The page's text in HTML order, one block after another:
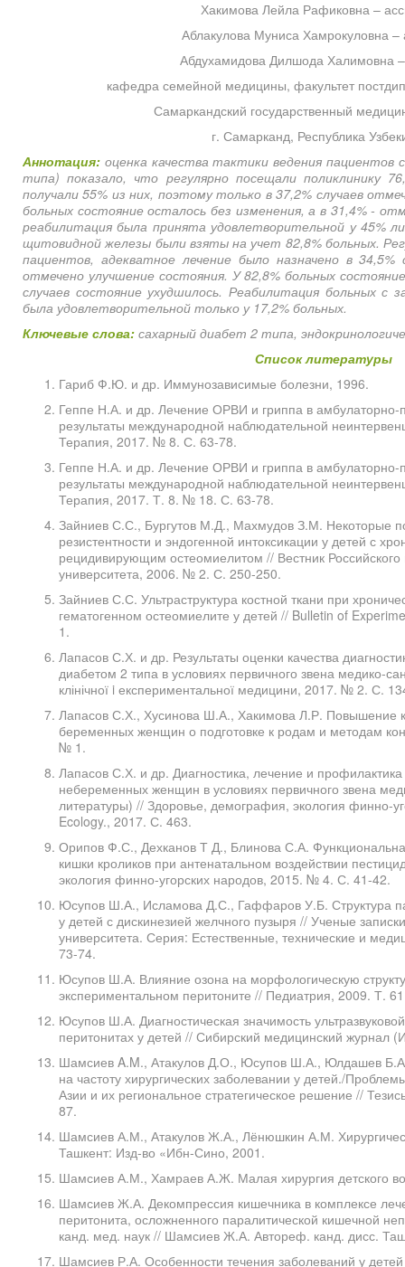
Хакимова Лейла Рафиковна –
Аблакулова Муниса Хамрокуловна –
Абдухамидова Дилшода Халимовна –
кафедра семейной медицины, факультет
Самаркандский государственный
г. Самарканд, Республика
Аннотация: оценка качества тактики ведения
типа) показало, что регулярно посещали поликлинику
получали 55% из них, поэтому только в 37,2% случаев
больных состояние осталось без изменения, а в 31,4% -
реабилитация была принята удовлетворительной у 45%
щитовидной железы были взяты на учет 82,8% больных.
пациентов, адекватное лечение было назначено в
отмечено улучшение состояния. У 82,8% больных
случаев состояние ухудшилось. Реабилитация больных с
была удовлетворительной только у 17,2% больных.
Ключевые слова: сахарный диабет 2 типа,
Список литературы
Гариб Ф.Ю. и др. Иммунозависимые болезни, 1996.
Геппе Н.А. и др. Лечение ОРВИ и гриппа в амбулаторно-
результаты международной наблюдательной
Терапия, 2017. № 8. С. 63-78.
Геппе Н.А. и др. Лечение ОРВИ и гриппа в амбулаторно-
результаты международной наблюдательной
Терапия, 2017. Т. 8. № 18. С. 63-78.
Зайниев С.С., Бургутов М.Д., Махмудов З.М. Некоторые
резистентности и эндогенной интоксикации у детей с
рецидивирующим остеомиелитом // Вестник Российского
университета, 2006. № 2. С. 250-250.
Зайниев С.С. Ультраструктура костной ткани при
гематогенном остеомиелите у детей // Bulletin of
1.
Лапасов С.Х. и др. Результаты оценки качества
диабетом 2 типа в условиях первичного звена медико-
клінічної i експериментальної медицини, 2017. № 2. С.
Лапасов С.Х., Хусинова Ш.А., Хакимова Л.Р. Повышение
беременных женщин о подготовке к родам и методам
№ 1.
Лапасов С.Х. и др. Диагностика, лечение и
небеременных женщин в условиях первичного звена
литературы) // Здоровье, демография, экология финно-
Ecology., 2017. С. 463.
Орипов Ф.С., Дехканов Т Д., Блинова С.А.
кишки кроликов при антенатальном воздействии
экология финно-угорских народов, 2015. № 4. С. 41-42.
Юсупов Ш.А., Исламова Д.С., Гаффаров У.Б. Структура
у детей с дискинезией желчного пузыря // Ученые
университета. Серия: Естественные, технические и
73-74.
Юсупов Ш.А. Влияние озона на морфологическую
экспериментальном перитоните // Педиатрия, 2009. Т.
Юсупов Ш.А. Диагностическая значимость
перитонитах у детей // Сибирский медицинский журнал
Шамсиев A.M., Атакулов Д.О., Юсупов Ш.А., Юлдашев Б.А.
на частоту хирургических заболевании у детей./
Азии и их региональное стратегическое решение //
87.
Шамсиев А.М., Атакулов Ж.А., Лёнюшкин А.М.
Ташкент: Изд-во «Ибн-Сино, 2001.
Шамсиев А.М., Хамраев А.Ж. Малая хирургия детского
Шамсиев Ж.А. Декомпрессия кишечника в комплексе
перитонита, осложненного паралитической кишечной
канд. мед. наук // Шамсиев Ж.А. Автореф. канд. дисс.
Шамсиев Р.А. Особенности течения заболеваний у